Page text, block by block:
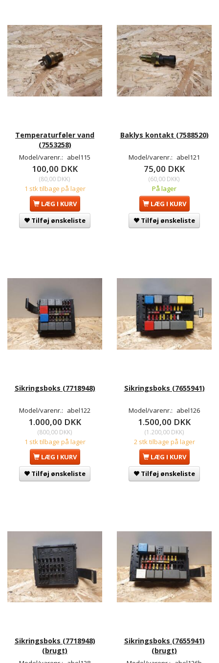
Temperaturføler vand
(7553258)
Model/varenr.: abel115
100,00 DKK
(80,00 DKK)
1 stk tilbage på lager
LÆG I KURV
Tilføj ønskeliste
Baklys kontakt (7588520)
Model/varenr.: abel121
75,00 DKK
(60,00 DKK)
På lager
LÆG I KURV
Tilføj ønskeliste
Sikringsboks (7718948)
Model/varenr.: abel122
1.000,00 DKK
(800,00 DKK)
1 stk tilbage på lager
LÆG I KURV
Tilføj ønskeliste
Sikringsboks (7655941)
Model/varenr.: abel126
1.500,00 DKK
(1.200,00 DKK)
2 stk tilbage på lager
LÆG I KURV
Tilføj ønskeliste
Sikringsboks (7718948)
(brugt)
Sikringsboks (7655941)
(brugt)